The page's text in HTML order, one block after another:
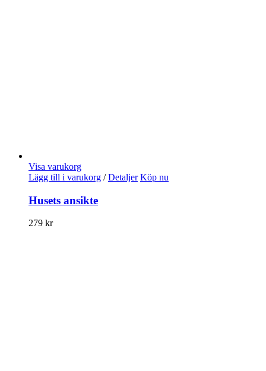
Visa varukorg
Lägg till i varukorg / Detaljer Köp nu
Husets ansikte
279 kr